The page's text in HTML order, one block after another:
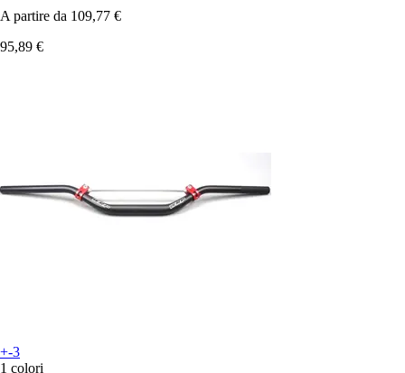
A partire da 109,77 €
95,89 €
+-3
1 colori